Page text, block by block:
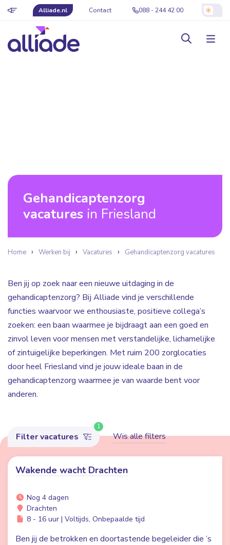
Alliade.nl Contact 088 - 244 42 00
Gehandicaptenzorg
vacatures in Friesland
Home Werken bij Vacatures Gehandicaptenzorg vacatures
Ben jij op zoek naar een nieuwe uitdaging in de
gehandicaptenzorg? Bij Alliade vind je verschillende
functies waarvoor we enthousiaste, positieve collega’s
zoeken: een baan waarmee je bijdraagt aan een goed en
zinvol leven voor mensen met verstandelijke, lichamelijke
of zintuigelijke beperkingen. Met ruim 200 zorglocaties
door heel Friesland vind je jouw ideale baan in de
gehandicaptenzorg waarmee je van waarde bent voor
anderen.
Filter vacatures
1
Wis alle filters
Wakende wacht Drachten
Nog 4 dagen
Drachten
8 - 16 uur | Voltijds, Onbepaalde tijd
Ben jij de betrokken en doortastende begeleider die ’s